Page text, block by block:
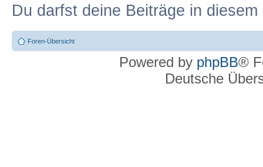
Du darfst deine Beiträge in
Foren-Übersicht
Powered by phpBB®
Deutsche